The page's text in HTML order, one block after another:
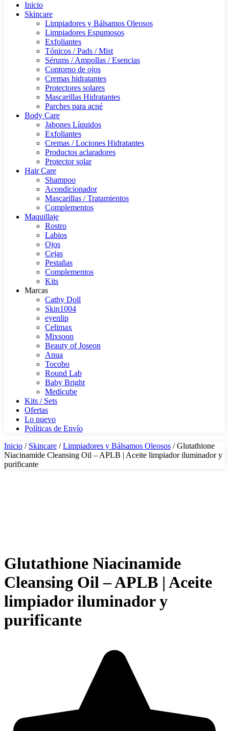
Inicio
Skincare
Limpiadores y Bálsamos Oleosos
Limpiadores Espumosos
Exfoliantes
Tónicos / Pads / Mist
Sérums / Ampollas / Esencias
Contorno de ojos
Cremas hidratantes
Protectores solares
Mascarillas Hidratantes
Parches para acné
Body Care
Jabones Líquidos
Exfoliantes
Cremas / Lociones Hidratantes
Productos aclaradores
Protector solar
Hair Care
Shampoo
Acondicionador
Mascarillas / Tratamientos
Complementos
Maquillaje
Rostro
Labios
Ojos
Cejas
Pestañas
Complementos
Kits
Marcas
Cathy Doll
Skin1004
eyenlip
Celimax
Mixsoon
Beauty of Joseon
Anua
Tocobo
Round Lab
Baby Bright
Medicube
Kits / Sets
Ofertas
Lo nuevo
Políticas de Envío
Inicio / Skincare /Limpiadores y Bálsamos Oleosos / Glutathione
Niacinamide Cleansing Oil – APLB | Aceite limpiador iluminador y
purificante
Glutathione Niacinamide
Cleansing Oil – APLB | Aceite
limpiador iluminador y
purificante